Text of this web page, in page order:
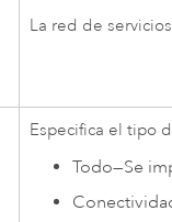
La red de
Especifica el tipo
Todo—Se